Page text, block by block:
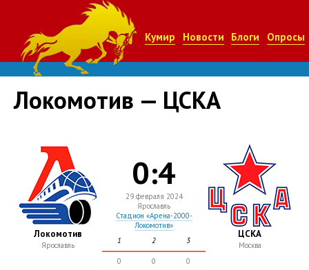
Кумир Новости Блоги Опросы
Локомотив — ЦСКА
Локомотив
Ярославль
0:4
29 февраля 2024
Ярославль
Стадион «Арена-2000-
Локомотив»
1
2 3
0 0
0
ЦСКА
Москва